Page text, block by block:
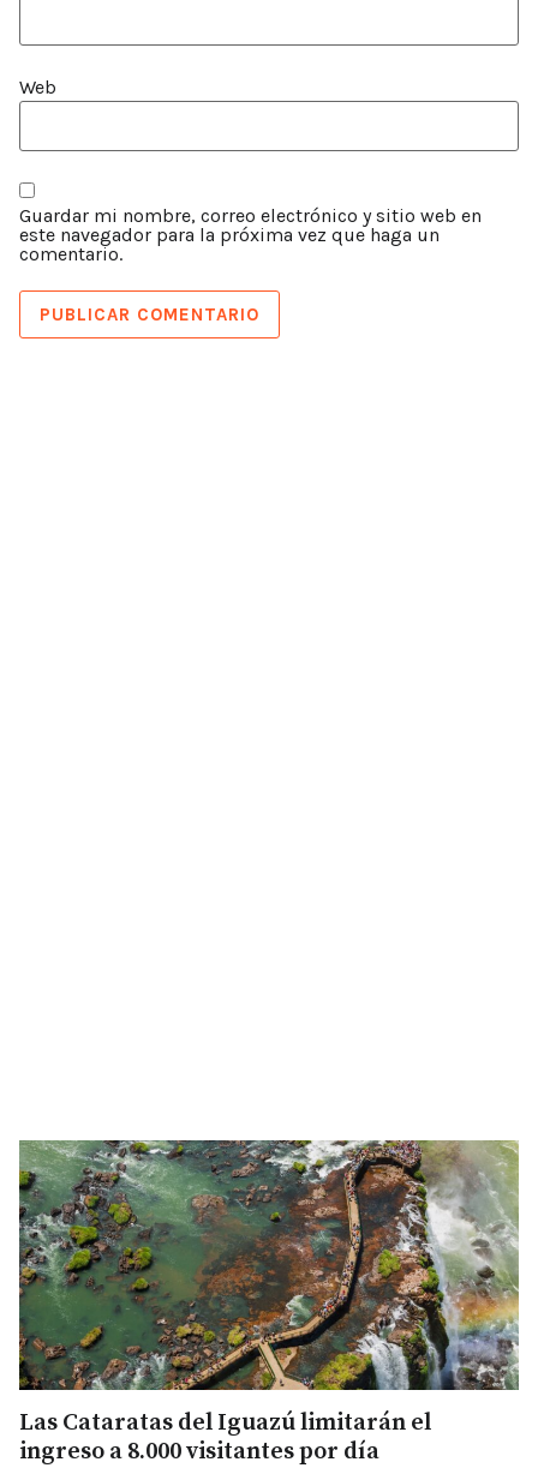
Web
Guardar mi nombre, correo electrónico y sitio web en
este navegador para la próxima vez que haga un
comentario.
Las Cataratas del Iguazú limitarán el
ingreso a 8.000 visitantes por día